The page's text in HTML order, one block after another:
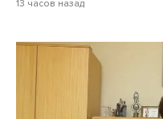
13 часов назад